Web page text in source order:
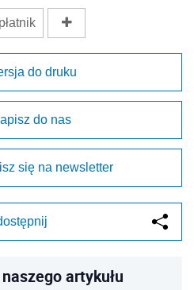
płatnik
do druku
do nas
się na newsletter
artykułu